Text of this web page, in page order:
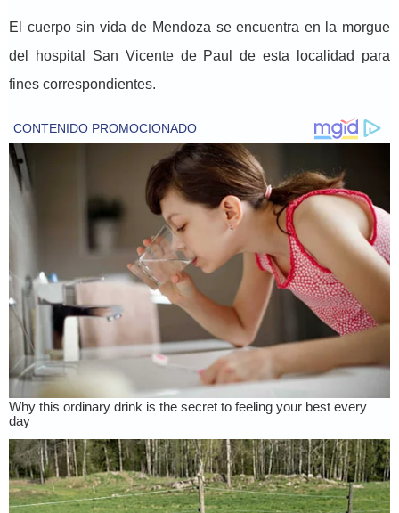
El cuerpo sin vida de Mendoza se encuentra en la morgue
del hospital San Vicente de Paul de esta localidad para
fines correspondientes.